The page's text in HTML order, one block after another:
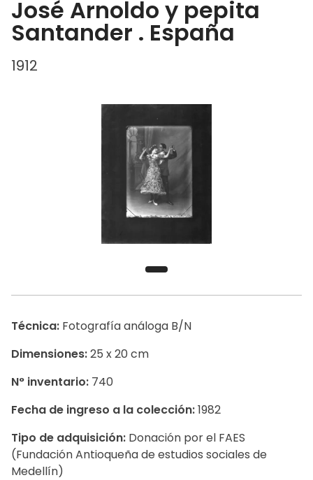
José Arnoldo y pepita
Santander . España
1912
Técnica: Fotografía análoga B/N
Dimensiones:25 x 20 cm
N° inventario: 740
Fecha de ingreso a la colección:1982
Tipo de adquisición: Donación por el FAES
(Fundación Antioqueña de estudios sociales de
Medellín)